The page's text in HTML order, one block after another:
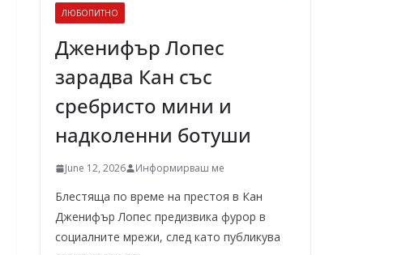
ЛЮБОПИТНО
Дженифър Лопес
зарадва Кан със
сребристо мини и
надколенни ботуши
June 12, 2026 Информирваш ме
Блестяща по време на престоя в Кан
Дженифър Лопес предизвика фурор в
социалните мрежи, след като публикува